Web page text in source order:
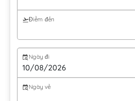
Điểm đến
Ngày đi
Ngày về